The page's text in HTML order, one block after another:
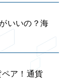
いいの？海
ア！通貨